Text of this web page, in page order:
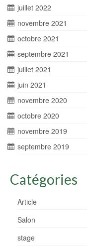
juillet 2022
novembre 2021
octobre 2021
septembre 2021
juillet 2021
juin 2021
novembre 2020
octobre 2020
novembre 2019
septembre 2019
Catégories
Article
Salon
stage